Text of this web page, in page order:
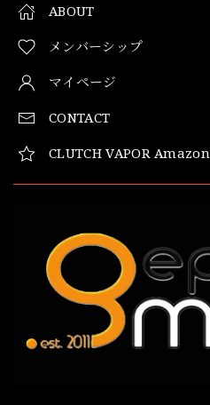
ABOUT
メンバーシップ
マイページ
CONTACT
CLUTCH VAPOR Amazon